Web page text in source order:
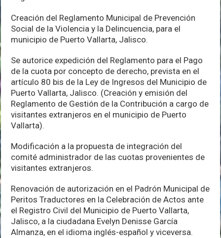
Creación del Reglamento Municipal de Prevención
Social de la Violencia y la Delincuencia, para el
municipio de Puerto Vallarta, Jalisco.
Se autorice expedición del Reglamento para el Pago
de la cuota por concepto de derecho, prevista en el
artículo 80 bis de la Ley de Ingresos del Municipio de
Puerto Vallarta, Jalisco. (Creación y emisión del
Reglamento de Gestión de la Contribución a cargo de
visitantes extranjeros en el municipio de Puerto
Vallarta).
Modificación a la propuesta de integración del
comité administrador de las cuotas provenientes de
visitantes extranjeros.
Renovación de autorización en el Padrón Municipal de
Peritos Traductores en la Celebración de Actos ante
el Registro Civil del Municipio de Puerto Vallarta,
Jalisco, a la ciudadana Evelyn Denisse García
Almanza, en el idioma inglés-español y viceversa.